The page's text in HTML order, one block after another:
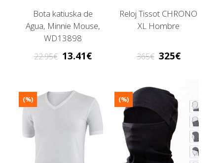
Bota katiuska de
Agua, Minnie Mouse,
WD13898
22.95 13.41
Reloj Tissot CHRONO
XL Hombre
365 325
(%) (%)